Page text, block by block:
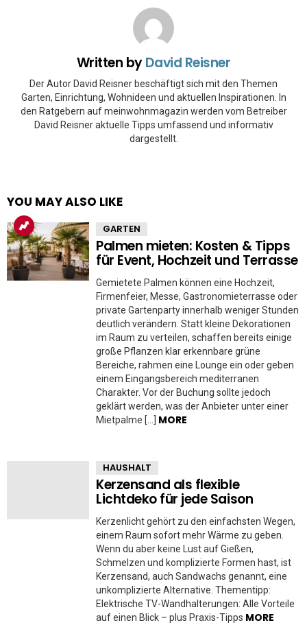
Written byDavid Reisner
Der Autor David Reisner beschäftigt sich mit den Themen
Garten, Einrichtung, Wohnideen und aktuellen Inspirationen. In
den Ratgebern auf meinwohnmagazin werden vom Betreiber
David Reisner aktuelle Tipps umfassend und informativ
dargestellt.
YOU MAY ALSO LIKE
GARTEN
Palmen mieten: Kosten & Tipps
für Event, Hochzeit und Terrasse
Gemietete Palmen können eine Hochzeit,
Firmenfeier, Messe, Gastronomieterrasse oder
private Gartenparty innerhalb weniger Stunden
deutlich verändern. Statt kleine Dekorationen
im Raum zu verteilen, schaffen bereits einige
große Pflanzen klar erkennbare grüne
Bereiche, rahmen eine Lounge ein oder geben
einem Eingangsbereich mediterranen
Charakter. Vor der Buchung sollte jedoch
geklärt werden, was der Anbieter unter einer
Mietpalme […] MORE
HAUSHALT
Kerzensand als flexible
Lichtdeko für jede Saison
Kerzenlicht gehört zu den einfachsten Wegen,
einem Raum sofort mehr Wärme zu geben.
Wenn du aber keine Lust auf Gießen,
Schmelzen und komplizierte Formen hast, ist
Kerzensand, auch Sandwachs genannt, eine
unkomplizierte Alternative. Thementipp:
Elektrische TV-Wandhalterungen: Alle Vorteile
auf einen Blick – plus Praxis-Tipps MORE